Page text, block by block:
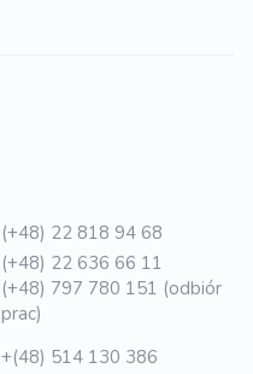
(+48) 22 818 94 68
(+48) 22 636 66 11
(+48) 797 780 151 (odbiór
prac)
+(48) 514 130 386